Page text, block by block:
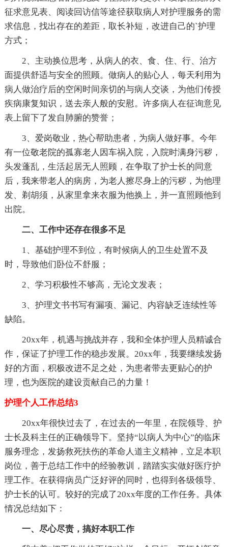
征求意见表、阅读回访信等途径获取病人对护理服务的需
求信息，找出存在的差距，取长补短，改进自己的`护理
方式；
2、主动换位思考，从病人的衣、食、住、行、治方
面提供舒适与安全的照顾。做病人的贴心人，每天利用为
病人做治疗后的空闲时间亲切的与病人交谈，为他们传授
疾病康复知识，送去亲人般的安慰。许多病人在征询意见
表上留下了发自肺腑的赞誉；
3、爱岗敬业，热心帮助患者，为病人做好事。今年
有一位敬老院的孤寡老人因车祸入院，入院时满身污秽，
头发蓬乱，生活起居无人照顾，在争取了护士长的同意
后，我来带老人的病房，为老人擦尽身上的污秽，为他理
发、剃胡须，从家里拿来衣服为他换上，并一直照顾他到
出院。
二、工作中还存在很多不足
1、基础护理不到位，有时候病人的卫生处置不及
时，导致他们卧位不舒服；
2、学习积极性不够高，无论文发表；
3、护理文书书写有漏项、漏记、内容缺乏连续性等
缺陷。
20xx年，机遇与挑战并存，我和全体护理人员精诚合
作，保证了护理工作的稳步发展。20xx年，我要继续发扬
好的方面，积极改进不足之处，为患者带去更贴心的护
理，也为医院的建设贡献自己的力量！
护理个人工作总结3
20xx年很快过去了，在过去的一年里，在院领导、护
士长及科主任的正确领导下。坚持“以病人为中心”的临床
服务理念，发扬救死扶伤的革命人道主义精神，立足本职
岗位，善于总结工作中的经验教训，踏踏实实做好医疗护
理工作。在获得病员广泛好评的同时，也得到各级领导、
护士长的认可。较好的完成了20xx年度的工作任务。具体
情况总结如下：
一、尽心尽责，搞好本职工作